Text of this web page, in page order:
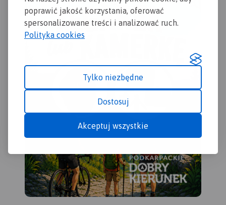
poprawić jakość korzystania, oferować
spersonalizowane treści i analizować ruch.
Polityka cookies
Tylko niezbędne
Dostosuj
Akceptuj wszystkie